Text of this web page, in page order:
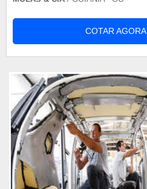
COTAR AGORA